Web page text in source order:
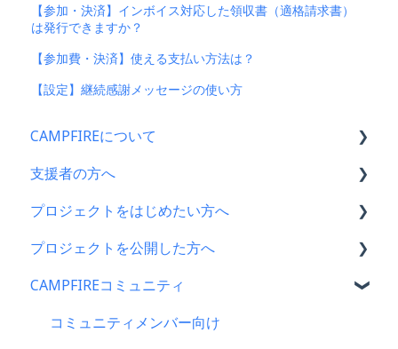
【参加・決済】インボイス対応した領収書（適格請求書）
は発行できますか？
【参加費・決済】使える支払い方法は？
【設定】継続感謝メッセージの使い方
CAMPFIREについて
CAMPFIRE各種制度の規約について
CAMPFIREふるさと納税について
はじめての方へ
登録情報に関するよくある質問
新規会員登録・ログイン・ログアウトについて
支援者の方へ
支援に関するよくある質問
支援をした後に
キャリア決済
楽天ペイ
プロジェクトをはじめたい方へ
プロジェクトをはじめる前に
プロジェクト作成時によくある質問
プロジェクト作成について
プロジェクトを公開した方へ
支援金の振込について
プロジェクトを公開したら
CAMPFIREコミュニティ
コミュニティメンバー向け